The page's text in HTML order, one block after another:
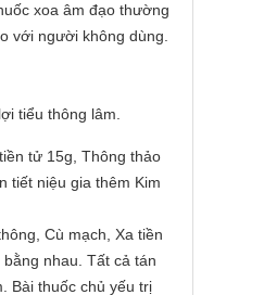
xoa âm đạo thường
với người không dùng.
tiểu thông lâm.
tử 15g, Thông thảo
tiết niệu gia thêm Kim
Cù mạch, Xa tiền
nhau. Tất cả tán
Bài thuốc chủ yếu trị